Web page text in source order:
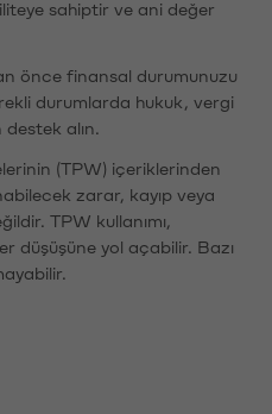
sahiptir ve ani değer
önce finansal durumunuzu
durumlarda hukuk, vergi
destek alın.
(TPW) içeriklerinden
zarar, kayıp veya
TPW kullanımı,
düşüşüne yol açabilir. Bazı